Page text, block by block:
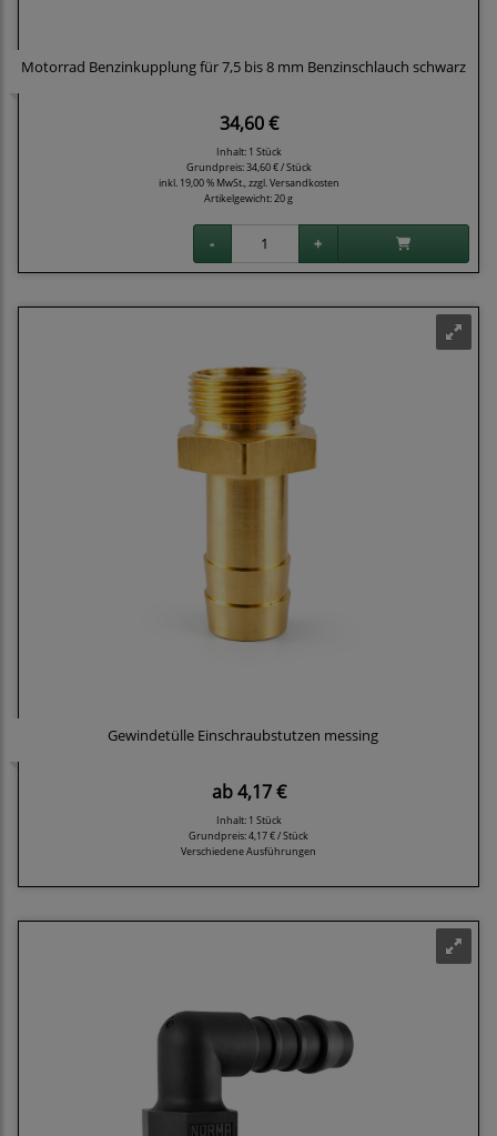
Motorrad Benzinkupplung für 7,5 bis 8 mm Benzinschlauch schwarz
34,60 €
Inhalt: 1 Stück
Grundpreis:34,60 € / Stück
inkl. 19,00 % MwSt., zzgl. Versandkosten
Artikelgewicht: 20 g
Gewindetülle Einschraubstutzen messing
ab4,17 €
Inhalt: 1 Stück
Grundpreis:4,17 € / Stück
Verschiedene Ausführungen